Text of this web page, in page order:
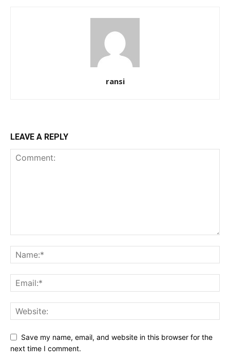
ransi
LEAVE A REPLY
Save my name, email, and website in this browser for the
next time I comment.